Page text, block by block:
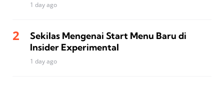
1 day ago
Sekilas Mengenai Start Menu Baru di
Insider Experimental
1 day ago